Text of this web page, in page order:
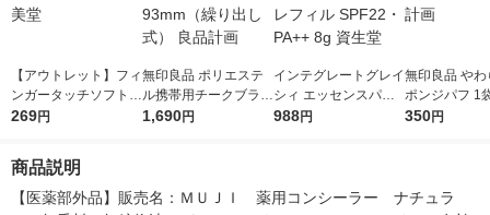
【アウトレット】フィ
ンガータッチソフトパ
フ 粧美堂
269円
無印良品 ポリエステ
ル携帯用チークブラシ
全長約93mm（繰り出
1,690円
インテグレートグレイ
シィ エッセンスパウ
ダーBB 1 レフィル SP
988円
無印良品 やわ
ポンジパフ 1
入） 良品計画
350円
商品説明
【医薬部外品】販売名：ＭＵＪＩ　薬用コンシーラー　ナチュラ